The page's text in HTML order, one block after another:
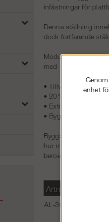
infästningar för
Denna ställning
dock fortfarande
Modul Rotax Hybrid
med 10 års garanti.
• Tillverkad i Europa
• 20% lättare
• Extra hög
• Bygger på samma
Byggställning 12 x
hur man nyttjar
beroende på vilket
Artnr
AL-300128-set
enhet